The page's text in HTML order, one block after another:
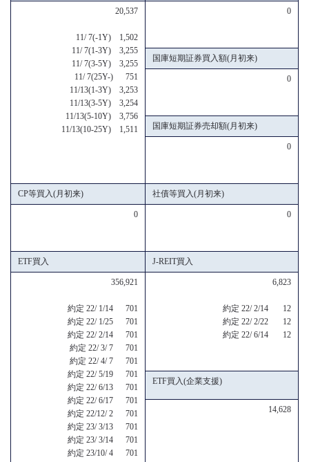
20,537
11/ 7(-1Y) 1,502
11/ 7(1-3Y) 3,255
11/ 7(3-5Y) 3,255
11/ 7(25Y-) 751
11/13(1-3Y) 3,253
11/13(3-5Y) 3,254
11/13(5-10Y) 3,756
11/13(10-25Y) 1,511
0
国庫短期証券買入額(月初来)
0
国庫短期証券売却額(月初来)
0
CP等買入(月初来) 社債等買入(月初来)
0 0
ETF買入 J-REIT買入
356,921
約定 22/ 1/14 701
約定 22/ 1/25 701
約定 22/ 2/14 701
約定 22/ 3/ 7 701
約定 22/ 4/ 7 701
約定 22/ 5/19 701
約定 22/ 6/13 701
約定 22/ 6/17 701
約定 22/12/ 2 701
約定 23/ 3/13 701
約定 23/ 3/14 701
約定 23/10/ 4 701
6,823
約定 22/ 2/14 12
約定 22/ 2/22 12
約定 22/ 6/14 12
ETF買入(企業支援)
14,628